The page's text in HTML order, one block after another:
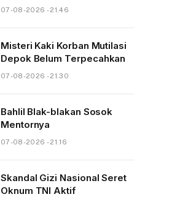
07-08-2026 - 21.46
Misteri Kaki Korban Mutilasi
Depok Belum Terpecahkan
07-08-2026 - 21.30
Bahlil Blak-blakan Sosok
Mentornya
07-08-2026 - 21.16
Skandal Gizi Nasional Seret
Oknum TNI Aktif